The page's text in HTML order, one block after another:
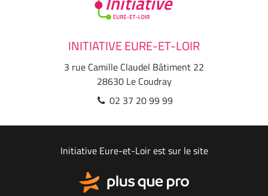
INITIATIVE EURE-ET-LOIR
3 rue Camille Claudel Bâtiment 22
28630 Le Coudray
02 37 20 99 99
Initiative Eure-et-Loir est sur le site